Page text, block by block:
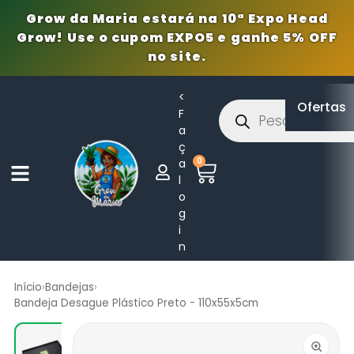
Grow da Maria estará na 10ª Expo Head
Grow! Use o cupom EXPO5 e ganhe 5% OFF
no site.
<
F
a
ç
a
l
o
g
i
n
0
Ofertas
Início›Bandejas›
Bandeja Desague Plástico Preto - 110x55x5cm